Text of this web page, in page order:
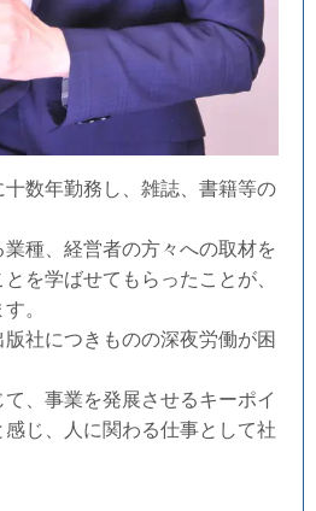
数年勤務し、雑誌、書籍等の
種、経営者の方々への取材を
を学ばせてもらったことが、
。
社につきものの深夜労働が困
、事業を発展させるキーポイ
じ、人に関わる仕事として社